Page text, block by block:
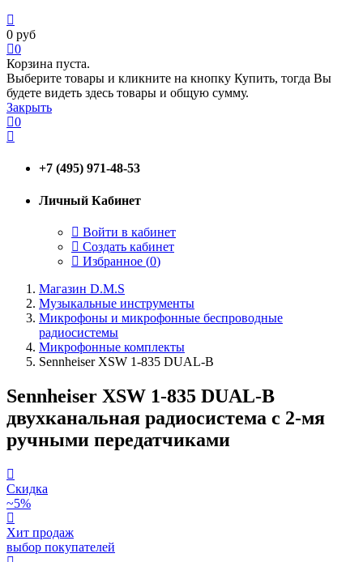
0 руб
0
Корзина пуста.
Выберите товары и кликните на кнопку Купить, тогда Вы
будете видеть здесь товары и общую сумму.
Закрыть
0
+7 (495) 971-48-53
Личный Кабинет
Войти в кабинет
Создать кабинет
Избранное (0)
Магазин D.M.S
Музыкальные инструменты
Микрофоны и микрофонные беспроводные
радиосистемы
Микрофонные комплекты
Sennheiser XSW 1-835 DUAL-B
Sennheiser XSW 1-835 DUAL-B
двухканальная радиосистема с 2-мя
ручными передатчиками
Скидка
~5%
Хит продаж
выбор покупателей